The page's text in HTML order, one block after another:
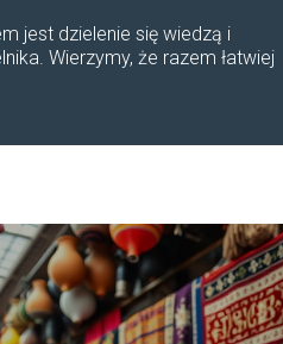
jest dzielenie się wiedzą i
Wierzymy, że razem łatwiej